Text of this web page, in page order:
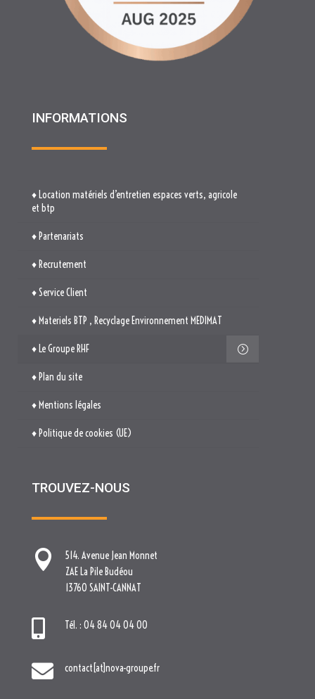
INFORMATIONS
♦ Location matériels d’entretien espaces verts, agricole
et btp
♦ Partenariats
♦ Recrutement
♦ Service Client
♦ Materiels BTP , Recyclage Environnement MEDIMAT
♦ Le Groupe RHF
♦ Plan du site
♦ Mentions légales
♦ Politique de cookies (UE)
TROUVEZ-NOUS

514. Avenue Jean Monnet
ZAE La Pile Budéou
13760 SAINT-CANNAT
 Tél. : 04 84 04 04 00
 contact[at]nova-groupe.fr